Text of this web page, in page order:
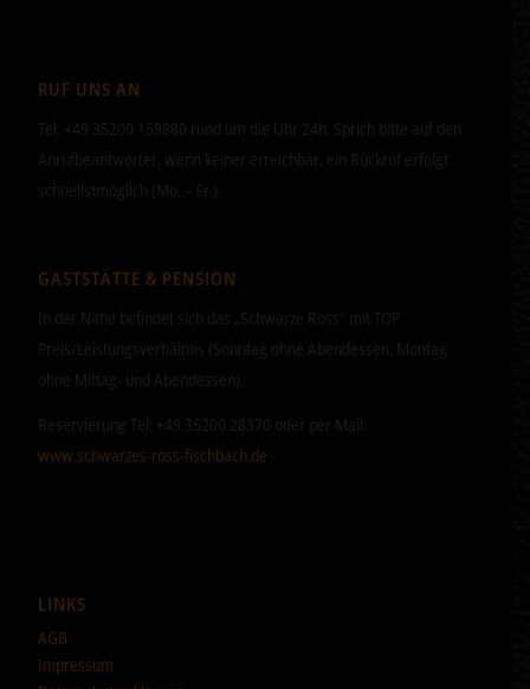
RUF UNS AN
Tel: +49 35200 159880 rund um die Uhr 24h. Sprich bitte auf den
Anrufbeantworter, wenn keiner erreichbar, ein Rückruf erfolgt
schnellstmöglich (Mo. – Fr.).
GASTSTÄTTE & PENSION
In der Nähe befindet sich das „Schwarze Ross“ mit TOP
Preis/Leistungsverhältnis (Sonntag ohne Abendessen, Montag
ohne Mittag- und Abendessen).
Reservierung Tel: +49 35200 28370 oder per Mail:
www.schwarzes-ross-fischbach.de
LINKS
AGB
Impressum